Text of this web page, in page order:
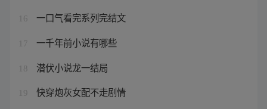
16 一口气看完系列完结文
17 一千年前小说有哪些
18 潜伏小说龙一结局
19 快穿炮灰女配不走剧情